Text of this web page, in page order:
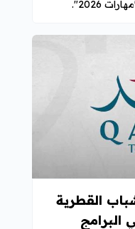
2026".
القطرية
البرامج